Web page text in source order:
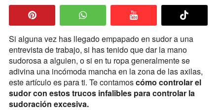
Si alguna vez has llegado empapado en sudor a una
entrevista de trabajo, si has tenido que dar la mano
sudorosa a alguien, o si en tu ropa generalmente se
adivina una incómoda mancha en la zona de las axilas,
este artículo es para ti. Te contamoscómo controlar el
sudor con estos trucos infalibles para controlar la
sudoración excesiva.